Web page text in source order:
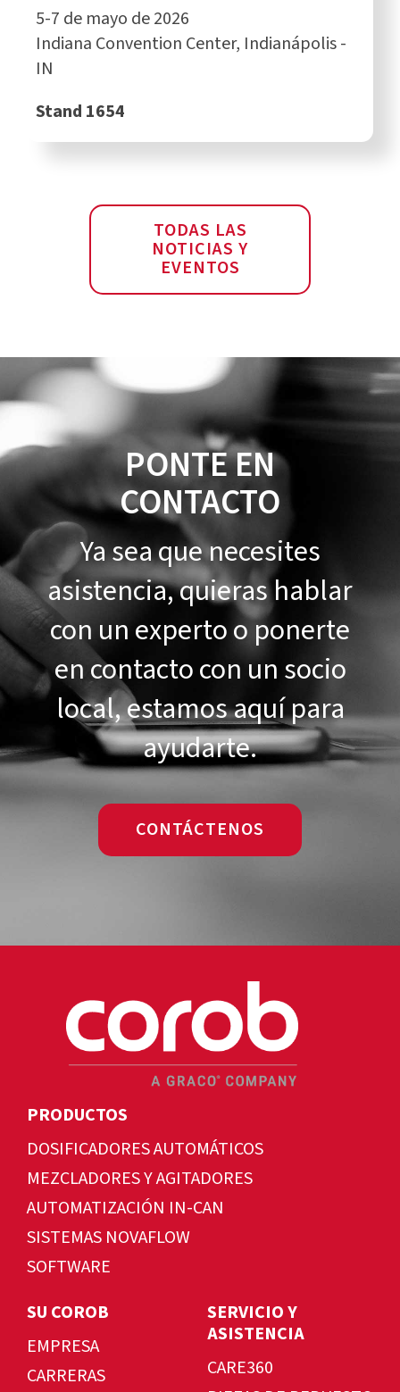
5-7 de mayo de 2026
Indiana Convention Center, Indianápolis -
IN
Stand 1654
TODAS LAS
NOTICIAS Y
EVENTOS
PONTE EN
CONTACTO
Ya sea que necesites
asistencia, quieras hablar
con un experto o ponerte
en contacto con un socio
local, estamos aquí para
ayudarte.
CONTÁCTENOS
PRODUCTOS
DOSIFICADORES AUTOMÁTICOS
MEZCLADORES Y AGITADORES
AUTOMATIZACIÓN IN-CAN
SISTEMAS NOVAFLOW
SOFTWARE
SU COROB
EMPRESA
CARRERAS
SERVICIO Y
ASISTENCIA
CARE360